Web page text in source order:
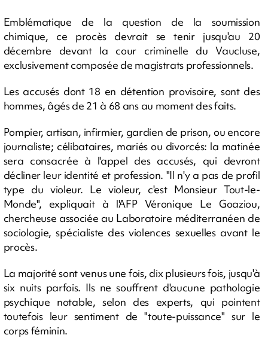
Emblématique de la question de la soumission
chimique, ce procès devrait se tenir jusqu'au 20
décembre devant la cour criminelle du Vaucluse,
exclusivement composée de magistrats professionnels.
Les accusés dont 18 en détention provisoire, sont des
hommes, âgés de 21 à 68 ans au moment des faits.
Pompier, artisan, infirmier, gardien de prison, ou encore
journaliste; célibataires, mariés ou divorcés: la matinée
sera consacrée à l'appel des accusés, qui devront
décliner leur identité et profession. "Il n'y a pas de profil
type du violeur. Le violeur, c'est Monsieur Tout-le-
Monde", expliquait à l'AFP Véronique Le Goaziou,
chercheuse associée au Laboratoire méditerranéen de
sociologie, spécialiste des violences sexuelles avant le
procès.
La majorité sont venus une fois, dix plusieurs fois, jusqu'à
six nuits parfois. Ils ne souffrent d'aucune pathologie
psychique notable, selon des experts, qui pointent
toutefois leur sentiment de "toute-puissance" sur le
corps féminin.